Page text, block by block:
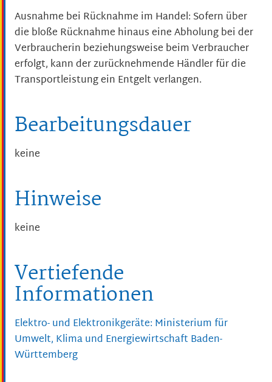
Ausnahme bei Rücknahme im Handel: Sofern über
die bloße Rücknahme hinaus eine Abholung bei der
Verbraucherin beziehungsweise beim Verbraucher
erfolgt, kann der zurücknehmende Händler für die
Transportleistung ein Entgelt verlangen.
Bearbeitungsdauer
keine
Hinweise
keine
Vertiefende
Informationen
Elektro- und Elektronikgeräte: Ministerium für
Umwelt, Klima und Energiewirtschaft Baden-
Württemberg